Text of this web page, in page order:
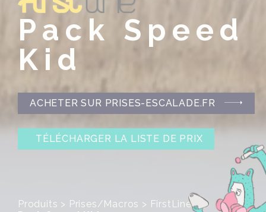
Pack Speed
Kid
ACHETER SUR PRISES-ESCALADE.FR
TÉLÉCHARGER LA LISTE DE PRIX
Produits > Prises/Macros > FirstLine>